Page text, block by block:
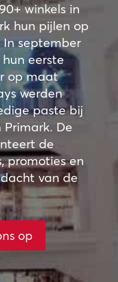
winkels in
hun pijlen op
september
eerste
op maat
werden
paste bij
De
de
promoties en
van de
op